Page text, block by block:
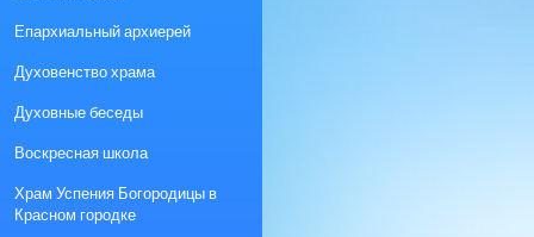
Епархиальный архиерей
Духовенство храма
Духовные беседы
Воскресная школа
Храм Успения Богородицы в
Красном городке